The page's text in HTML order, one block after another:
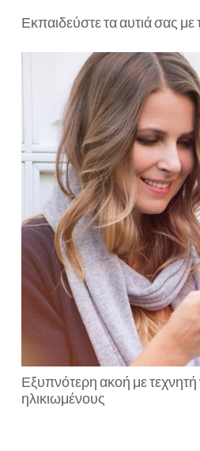
Εκπαιδεύστε τα αυτιά σας
Εξυπνότερη ακοή με
ηλικιωμένους